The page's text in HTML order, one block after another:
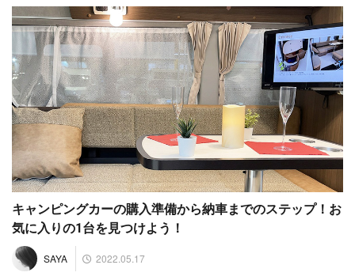
キャンピングカーの購入準備から納車までのステップ！お
気に入りの1台を見つけよう！
SAYA 2022.05.17